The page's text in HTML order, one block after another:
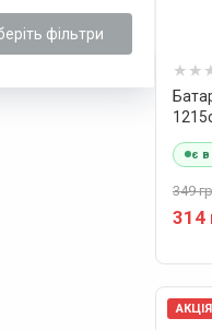
фільтри
є в
349
314
АКЦІЯ